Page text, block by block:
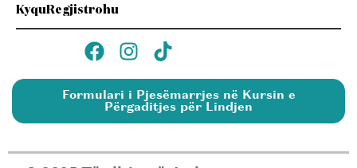
KyquRegjistrohu
Formulari i Pjesëmarrjes në Kursin e
Përgaditjes për Lindjen